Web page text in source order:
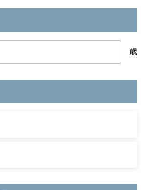
歳